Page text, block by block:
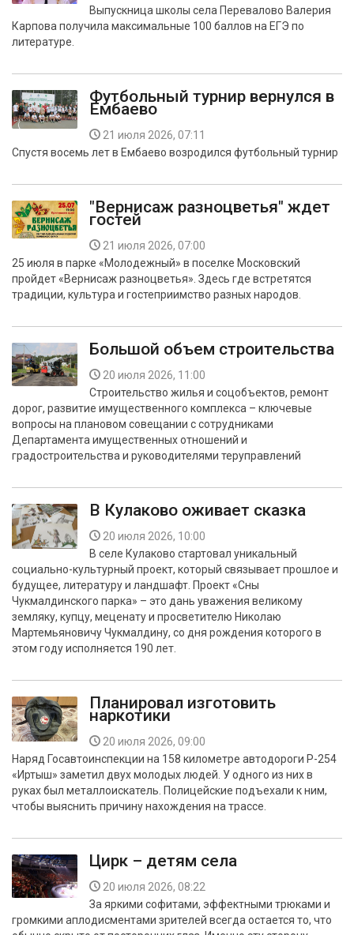
Выпускница школы села Перевалово Валерия
Карпова получила максимальные 100 баллов на ЕГЭ по
литературе.
Футбольный турнир вернулся в
Ембаево
21 июля 2026, 07:11
Спустя восемь лет в Ембаево возродился футбольный турнир
"Вернисаж разноцветья" ждет
гостей
21 июля 2026, 07:00
25 июля в парке «Молодежный» в поселке Московский
пройдет «Вернисаж разноцветья». Здесь где встретятся
традиции, культура и гостеприимство разных народов.
Большой объем строительства
20 июля 2026, 11:00
Строительство жилья и соцобъектов, ремонт
дорог, развитие имущественного комплекса – ключевые
вопросы на плановом совещании с сотрудниками
Департамента имущественных отношений и
градостроительства и руководителями теруправлений
В Кулаково оживает сказка
20 июля 2026, 10:00
В селе Кулаково стартовал уникальный
социально-культурный проект, который связывает прошлое и
будущее, литературу и ландшафт. Проект «Сны
Чукмалдинского парка» – это дань уважения великому
земляку, купцу, меценату и просветителю Николаю
Мартемьяновичу Чукмалдину, со дня рождения которого в
этом году исполняется 190 лет.
Планировал изготовить
наркотики
20 июля 2026, 09:00
Наряд Госавтоинспекции на 158 километре автодороги Р-254
«Иртыш» заметил двух молодых людей. У одного из них в
руках был металлоискатель. Полицейские подъехали к ним,
чтобы выяснить причину нахождения на трассе.
Цирк – детям села
20 июля 2026, 08:22
За яркими софитами, эффектными трюками и
громкими аплодисментами зрителей всегда остается то, что